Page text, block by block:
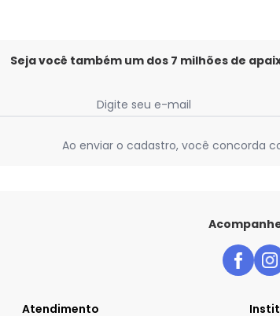
Seja você também um dos 7 milhões de
Digite seu e-mail
Ao enviar o cadastro, você concorda
Atendimento